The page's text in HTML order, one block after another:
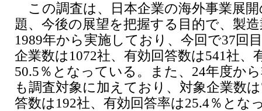
この調査は、日本企業の海外事業展
題、今後の展望を把握する目的で、製
1989年から実施しており、今回で37回
企業数は1072社、有効回答数は541社、
50.5％となっている。また、24年度か
も調査対象に加えており、対象企業数
答数は192社、有効回答率は25.4％とな